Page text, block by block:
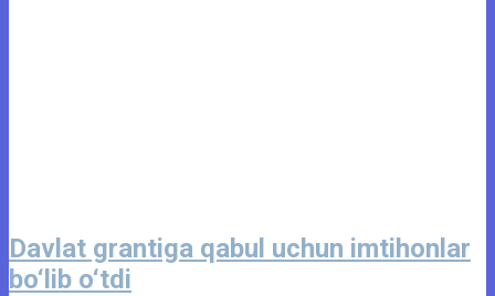
Davlat grantiga qabul uchun imtihonlar
bo‘lib o‘tdi